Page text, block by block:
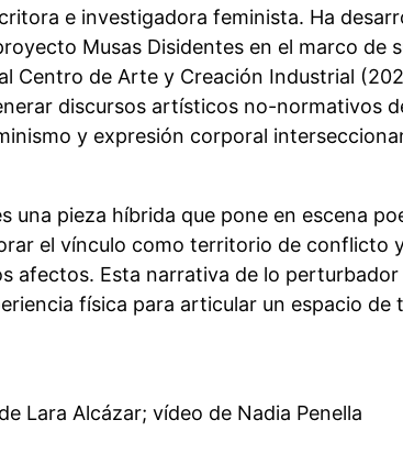
e investigadora feminista. Ha
Musas Disidentes en el marco de
Centro de Arte y Creación Industrial
discursos artísticos no-normativos
y expresión corporal
una pieza híbrida que pone en escena
el vínculo como territorio de conflicto
afectos. Esta narrativa de lo
física para articular un espacio de
Lara Alcázar; vídeo de Nadia Penella